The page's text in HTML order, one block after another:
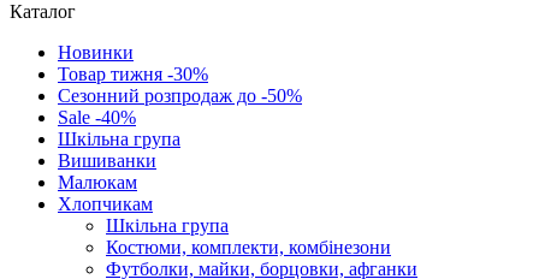
Каталог
Новинки
Товар тижня -30%
Сезонний розпродаж до -50%
Sale -40%
Шкільна група
Вишиванки
Малюкам
Хлопчикам
Шкільна група
Костюми, комплекти, комбінезони
Футболки, майки, борцовки, афганки